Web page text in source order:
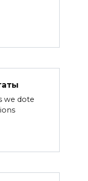
we dote